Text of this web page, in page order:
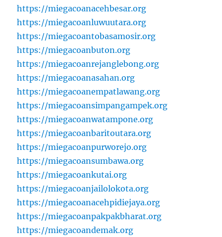
https://miegacoanacehbesar.org
https://miegacoanluwuutara.org
https://miegacoantobasamosir.org
https://miegacoanbuton.org
https://miegacoanrejanglebong.org
https://miegacoanasahan.org
https://miegacoanempatlawang.org
https://miegacoansimpangampek.org
https://miegacoanwatampone.org
https://miegacoanbaritoutara.org
https://miegacoanpurworejo.org
https://miegacoansumbawa.org
https://miegacoankutai.org
https://miegacoanjailolokota.org
https://miegacoanacehpidiejaya.org
https://miegacoanpakpakbharat.org
https://miegacoandemak.org